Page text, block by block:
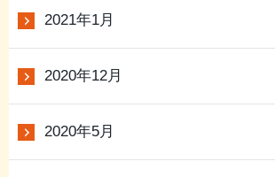
2021年1月
2020年12月
2020年5月